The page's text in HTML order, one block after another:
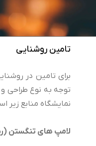
تامین روشنایی
برای تامین در
توجه به نوع طراحی
نمایشگاه منابع زیر
لامپ های تنگستن